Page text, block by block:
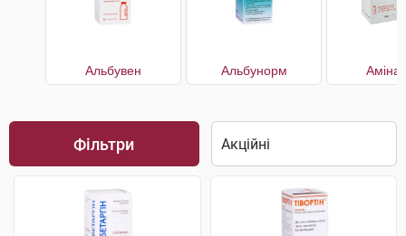
Альбувен Альбунорм
Фільтри